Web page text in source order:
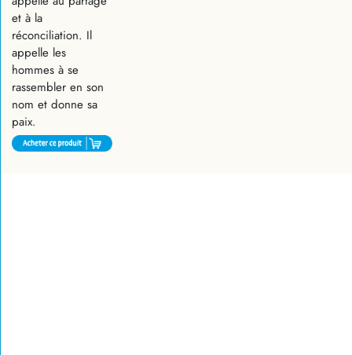
et à la
réconciliation. Il
appelle les
hommes à se
rassembler en son
nom et donne sa
paix.